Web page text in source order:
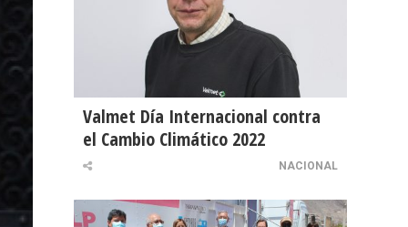
Valmet Día Internacional contra
el Cambio Climático 2022
NACIONAL